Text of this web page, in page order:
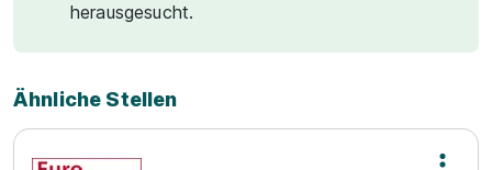
herausgesucht.
Ähnliche Stellen